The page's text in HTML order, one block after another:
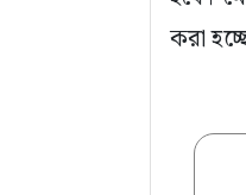
করা